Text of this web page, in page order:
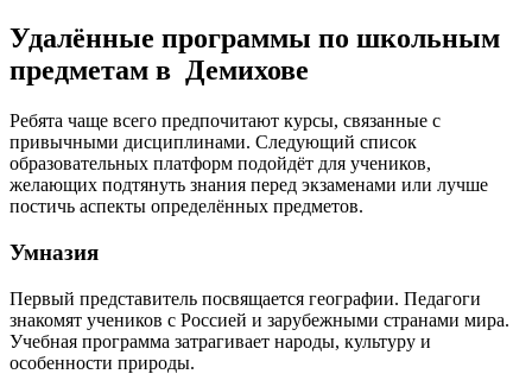
Удалённые программы по школьным
предметам в Демихове
Ребята чаще всего предпочитают курсы, связанные с
привычными дисциплинами. Следующий список
образовательных платформ подойдёт для учеников,
желающих подтянуть знания перед экзаменами или лучше
постичь аспекты определённых предметов.
Умназия
Первый представитель посвящается географии. Педагоги
знакомят учеников с Россией и зарубежными странами мира.
Учебная программа затрагивает народы, культуру и
особенности природы.